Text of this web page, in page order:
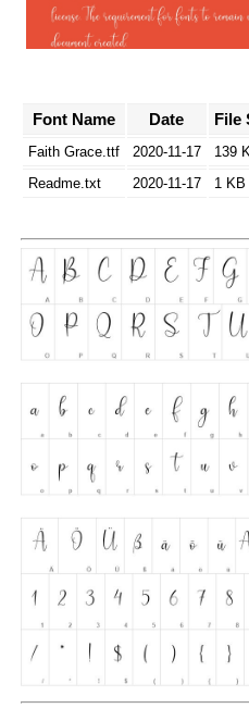
Font Name Date File
Faith Grace.ttf 2020-11-17
139
Readme.txt
2020-11-17 1 KB